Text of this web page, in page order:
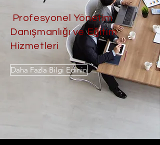
Profesyonel Yönetim
Danışmanlığı ve Eğitim
Hizmetleri
Daha Fazla Bilgi Edinin